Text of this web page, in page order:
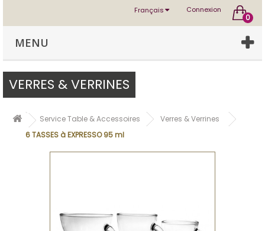
0
Connexion
Français
MENU
VERRES & VERRINES
Service Table & Accessoires
Verres & Verrines
6 TASSES à EXPRESSO 95 ml